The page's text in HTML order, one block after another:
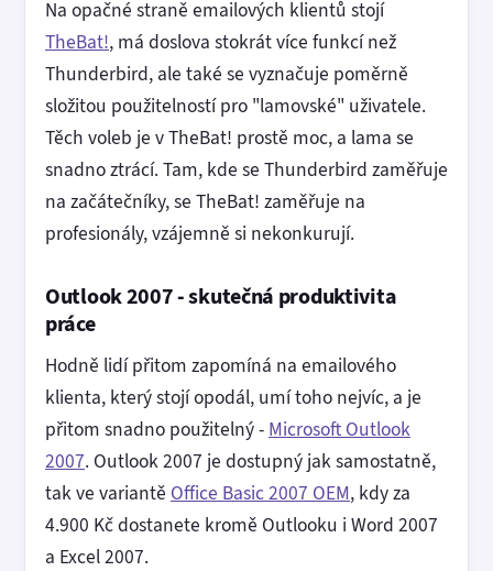
Na opačné straně emailových klientů stojí
TheBat!, má doslova stokrát více funkcí než
Thunderbird, ale také se vyznačuje poměrně
složitou použitelností pro "lamovské" uživatele.
Těch voleb je v TheBat! prostě moc, a lama se
snadno ztrácí. Tam, kde se Thunderbird zaměřuje
na začátečníky, se TheBat! zaměřuje na
profesionály, vzájemně si nekonkurují.
Outlook 2007 - skutečná produktivita
práce
Hodně lidí přitom zapomíná na emailového
klienta, který stojí opodál, umí toho nejvíc, a je
přitom snadno použitelný - Microsoft Outlook
2007. Outlook 2007 je dostupný jak samostatně,
tak ve variantě Office Basic 2007 OEM, kdy za
4.900 Kč dostanete kromě Outlooku i Word 2007
a Excel 2007.